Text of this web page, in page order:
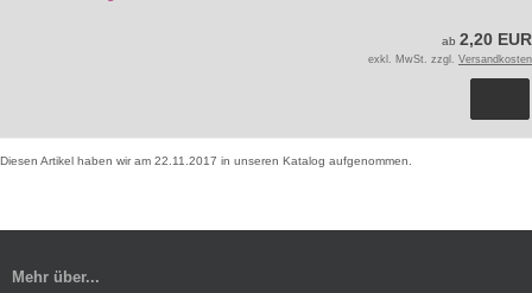
ab 2,20 EUR
exkl. MwSt. zzgl. Versandkosten
Diesen Artikel haben wir am 22.11.2017 in unseren Katalog aufgenommen.
Mehr über...